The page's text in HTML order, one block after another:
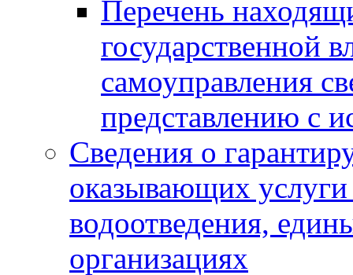
Перечень
государственной
самоуправления
представлению с
Сведения о
оказывающих
водоотведения,
организациях